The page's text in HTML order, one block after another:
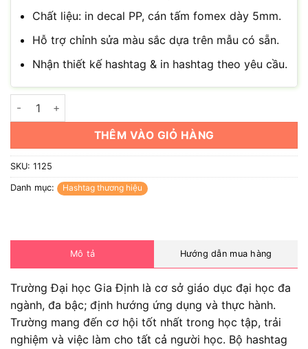
Chất liệu: in decal PP, cán tấm fomex dày 5mm.
Hỗ trợ chỉnh sửa màu sắc dựa trên mẫu có sẵn.
Nhận thiết kế hashtag & in hashtag theo yêu cầu.
Hashtag cầm tay Trường Đại học Gia Định số lượng
THÊM VÀO GIỎ HÀNG
SKU: 1125
Danh mục: Hashtag thương hiệu
Mô tả Hướng dẫn mua hàng
Trường Đại học Gia Định là cơ sở giáo dục đại học đa
ngành, đa bậc; định hướng ứng dụng và thực hành.
Trường mang đến cơ hội tốt nhất trong học tập, trải
nghiệm và việc làm cho tất cả người học. Bộ hashtag